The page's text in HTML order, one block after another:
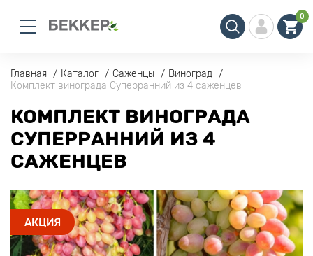
0
Главная Каталог Саженцы
Виноград
Комплект винограда Суперранний из 4 саженцев
КОМПЛЕКТ ВИНОГРАДА
СУПЕРРАННИЙ ИЗ 4
САЖЕНЦЕВ
АКЦИЯ